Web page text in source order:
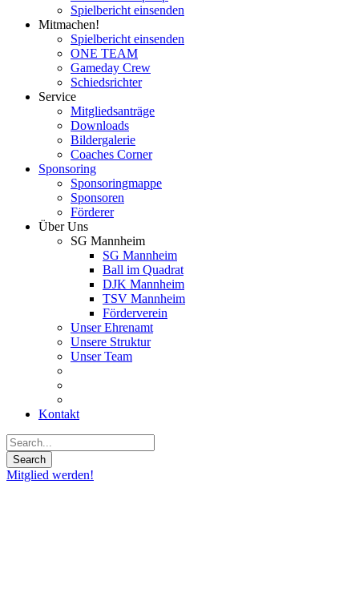
Spielbericht einsenden
Mitmachen!
Spielbericht einsenden
ONE TEAM
Gameday Crew
Schiedsrichter
Service
Mitgliedsanträge
Downloads
Bildergalerie
Coaches Corner
Sponsoring
Sponsoringmappe
Sponsoren
Förderer
Über Uns
SG Mannheim
SG Mannheim
Ball im Quadrat
DJK Mannheim
TSV Mannheim
Förderverein
Unser Ehrenamt
Unsere Struktur
Unser Team
Kontakt
Mitglied werden!